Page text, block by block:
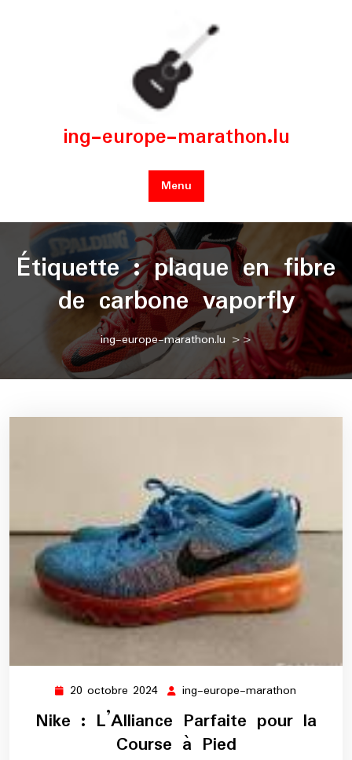
ing-europe-marathon.lu
Menu
Étiquette :plaque en fibre
de carbone vaporfly
ing-europe-marathon.lu >>
20 octobre 2024 20
octobre
2024
ing-europe-marathon
europe-
marathon
Nike : L’Alliance Parfaite pour la
Course à Pied